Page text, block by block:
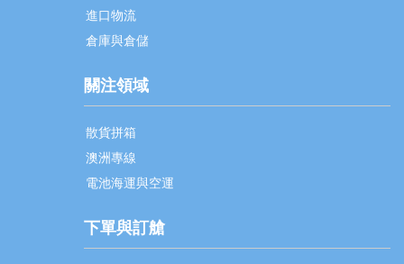
進口物流
倉庫與倉儲
關注領域
散貨拼箱
澳洲專線
電池海運與空運
下單與訂艙